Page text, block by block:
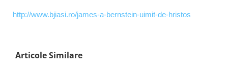
http://www.bjiasi.ro/james-a-bernstein-uimit-de-hristos
Articole Similare